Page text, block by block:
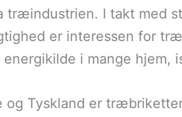
træindustrien. I takt med
er interessen for
i mange hjem,
og Tyskland er